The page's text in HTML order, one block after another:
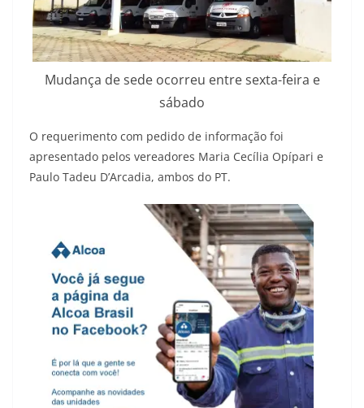
Mudança de sede ocorreu entre sexta-feira e
sábado
O requerimento com pedido de informação foi
apresentado pelos vereadores Maria Cecília Opípari e
Paulo Tadeu D’Arcadia, ambos do PT.